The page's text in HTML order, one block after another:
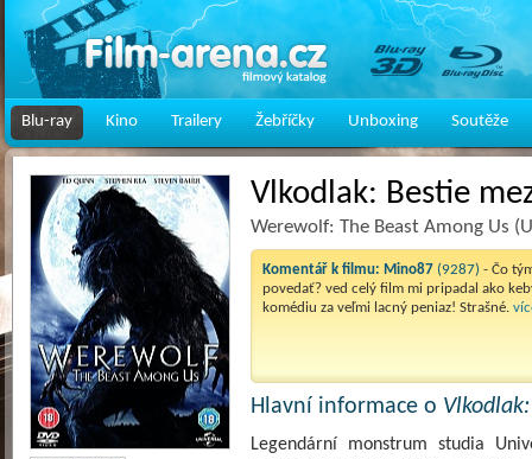
Blu-ray Kino Trailery Žebříčky Unboxing Soutěže
Vlkodlak: Bestie
Werewolf: The Beast Among Us
Komentář k filmu: Mino87 (9287) - Čo
povedať? ved celý film mi pripadal ako
komédiu za veľmi lacný peniaz! Strašné.
Hlavní informace o
Legendární monstrum studia